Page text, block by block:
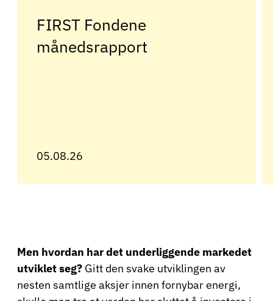
FIRST Fondene
månedsrapport
05.08.26
Men hvordan har det underliggende markedet
utviklet seg? Gitt den svake utviklingen av
nesten samtlige aksjer innen fornybar energi,